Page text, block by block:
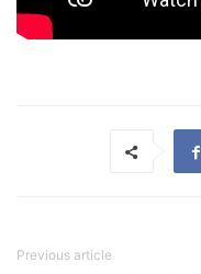
Previous article